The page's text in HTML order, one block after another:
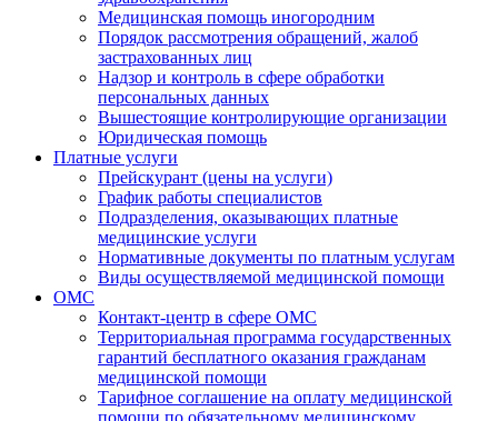
Медицинская помощь иногородним
Порядок рассмотрения обращений, жалоб
застрахованных лиц
Надзор и контроль в сфере обработки
персональных данных
Вышестоящие контролирующие организации
Юридическая помощь
Платные услуги
Прейскурант (цены на услуги)
График работы специалистов
Подразделения, оказывающих платные
медицинские услуги
Нормативные документы по платным услугам
Виды осуществляемой медицинской помощи
ОМС
Контакт-центр в сфере ОМС
Территориальная программа государственных
гарантий бесплатного оказания гражданам
медицинской помощи
Тарифное соглашение на оплату медицинской
помощи по обязательному медицинскому